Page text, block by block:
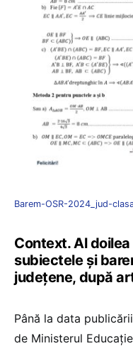
Barem-OSR-2024_jud-
Context. Al
subiectele și
județene, după
Până la data
de Ministerul